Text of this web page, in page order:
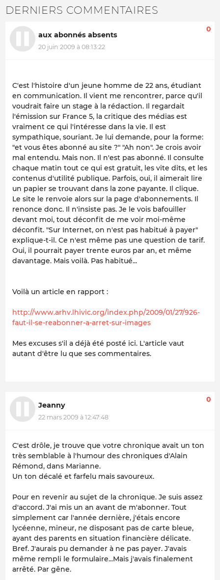
DERNIERS COMMENTAIRES
aux abonnés absents
20 juin 2009 à 08:13:22
0
C'est l'histoire d'un jeune homme de 22 ans, étudiant
en communication. Il vient me rencontrer, parce qu'il
voudrait faire un stage à la rédaction. Il regardait
l'émission sur France 5, la critique des médias est
vraiment ce qui l'intéresse dans la vie. Il est
sympathique, souriant. Je lui demande, pour la forme:
"et vous êtes abonné au site ?" "Ah non". Je crois avoir
mal entendu. Mais non. Il n'est pas abonné. Il consulte
chaque matin tout ce qui est gratuit, les vite dits, et les
contenus d'utilité publique. Parfois, oui, il aimerait lire
un papier se trouvant dans la zone payante. Il clique.
Le site le renvoie alors sur la page d'abonnements. Il
renonce donc. Il n'insiste pas. Je le vois bafouiller
devant moi, tout déconfit de me voir moi-même
déconfit. "Sur Internet, on n'est pas habitué à payer"
explique-t-il. Ce n'est même pas une question de tarif.
Oui, il pourrait payer trente euros par an, et même
davantage. Mais voilà. Pas habitué...
Voilà un article en rapport :
http://www.arhv.lhivic.org/index.php/2009/01/27/926-
faut-il-se-reabonner-a-arret-sur-images
Mes excuses s'il a déjà été posté ici. L'article vaut
autant d'être lu que ses commentaires.
Jeanny
22 mars 2009 à 12:47:48
0
C'est drôle, je trouve que votre chronique avait un ton
très semblable à l'humour des chroniques d'Alain
Rémond, dans Marianne.
Un ton décalé et farfelu mais savoureux.
Pour en revenir au sujet de la chronique. Je suis assez
d'accord. J'ai mis un an avant de m'abonner. Tout
simplement car l'année dernière, j'étais encore
lycéenne, mineur, ne disposant pas de carte bleue,
ayant des parents en situation financière délicate.
Bref. J'aurais pu demander à ne pas payer. J'avais
même rempli le formulaire...Mais j'avais finalement
arrêté. Par gêne.